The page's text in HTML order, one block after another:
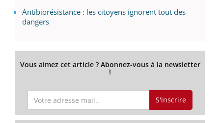
Antibiorésistance : les citoyens ignorent tout des
dangers
Vous aimez cet article ? Abonnez-vous à la newsletter
!
S'inscrire